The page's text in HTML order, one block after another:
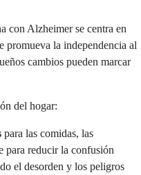
con Alzheimer se centra en
promueva la independencia al
cambios pueden marcar
del hogar:
para las comidas, las
para reducir la confusión
el desorden y los peligros